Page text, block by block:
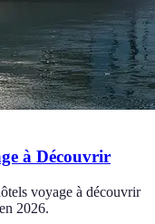
à Découvrir
voyage à découvrir
2026.